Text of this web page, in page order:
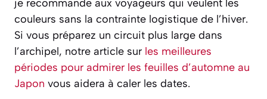
je recommande aux voyageurs qui veulent les
couleurs sans la contrainte logistique de l’hiver.
Si vous préparez un circuit plus large dans
l’archipel, notre article sur les meilleures
périodes pour admirer les feuilles d’automne au
Japon vous aidera à caler les dates.